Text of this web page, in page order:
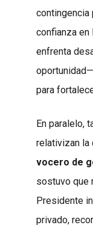
contingencia
confianza
enfrenta
para
En paralelo,
relativizan la
vocero de
sostuvo que
Presidente
privado,